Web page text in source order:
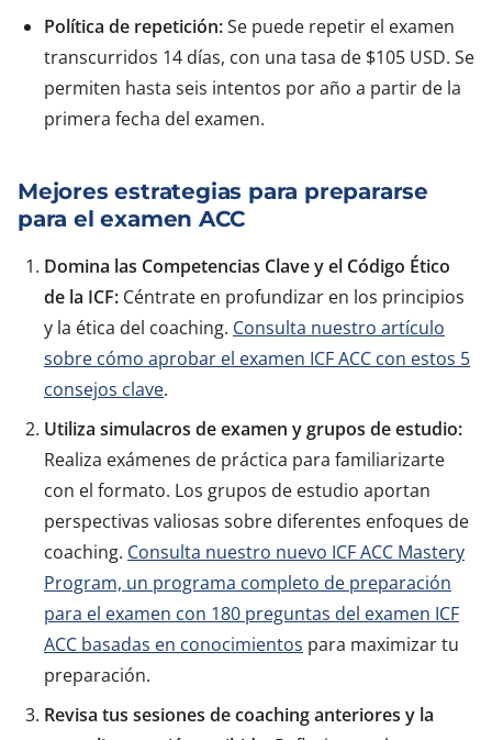
Política de repetición:Se puede repetir el examen
transcurridos 14 días, con una tasa de $105 USD. Se
permiten hasta seis intentos por año a partir de la
primera fecha del examen.
Mejores estrategias para prepararse
para el examen ACC
Domina las Competencias Clave y el Código Ético
de la ICF: Céntrate en profundizar en los principios
y la ética del coaching. Consulta nuestro artículo
sobre cómo aprobar el examen ICF ACC con estos 5
consejos clave.
Utiliza simulacros de examen y grupos de estudio:
Realiza exámenes de práctica para familiarizarte
con el formato. Los grupos de estudio aportan
perspectivas valiosas sobre diferentes enfoques de
coaching. Consulta nuestro nuevo ICF ACC Mastery
Program, un programa completo de preparación
para el examen con 180 preguntas del examen ICF
ACC basadas en conocimientos para maximizar tu
preparación.
Revisa tus sesiones de coaching anteriores y la